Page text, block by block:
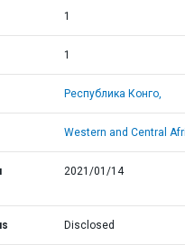
1
1
Республика Конго,
Western and Central
2021/01/14
Disclosed